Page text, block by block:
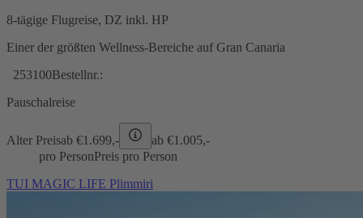
8-tägige Flugreise, DZ inkl. HP
Einer der größten Wellness-Bereiche auf Gran Canaria
253100Bestellnr.:
Pauschalreise
Alter Preisab €1.699,- ab €1.005,-
pro PersonPreis pro Person
TUI MAGIC LIFE Plimmiri